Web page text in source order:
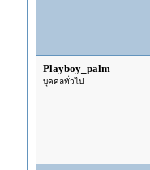
Playboy_palm
บุคคลทั่วไป